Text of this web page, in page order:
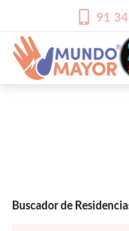
91
Buscador de